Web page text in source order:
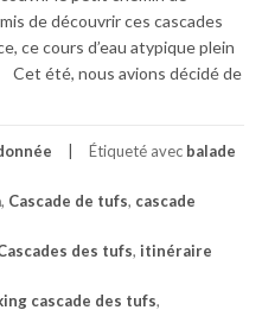
de découvrir ces cascades
ce cours d’eau atypique plein
été, nous avions décidé de
Étiqueté avec balade
, Cascade de tufs, cascade
des tufs, itinéraire
cascade des tufs,